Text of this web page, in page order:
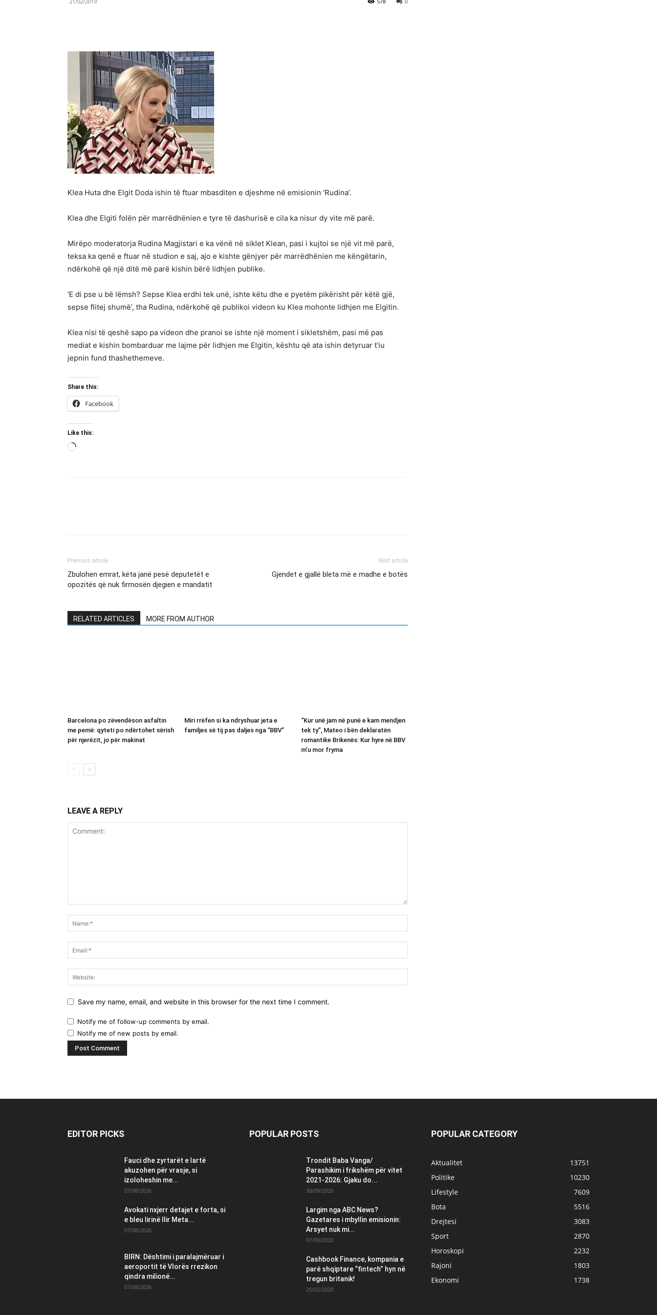
Klea Huta dhe Elgit Doda ishin të ftuar mbasditen e djeshme në emisionin ‘Rudina’.
Klea dhe Elgiti folën për marrëdhënien e tyre të dashurisë e cila ka nisur dy vite më parë.
Mirëpo moderatorja Rudina Magjistari e ka vënë në siklet Klean, pasi i kujtoi se një vit më parë,
teksa ka qenë e ftuar në studion e saj, ajo e kishte gënjyer për marrëdhënien me këngëtarin,
ndërkohë që një ditë më parë kishin bërë lidhjen publike.
‘E di pse u bë lëmsh? Sepse Klea erdhi tek unë, ishte këtu dhe e pyetëm pikërisht për këtë gjë,
sepse flitej shumë’, tha Rudina, ndërkohë që publikoi videon ku Klea mohonte lidhjen me Elgitin.
Klea nisi të qeshë sapo pa videon dhe pranoi se ishte një moment i sikletshëm, pasi më pas
mediat e kishin bombarduar me lajme për lidhjen me Elgitin, kështu që ata ishin detyruar t’iu
jepnin fund thashethemeve.
Share this:
Facebook
Like this:
Previous article
Zbulohen emrat, këta janë pesë deputetët e
opozitës që nuk firmosën djegien e mandatit
Next article
Gjendet e gjallë bleta më e madhe e botës
RELATED ARTICLES MORE FROM AUTHOR
Barcelona po zëvendëson asfaltin
me pemë: qyteti po ndërtohet sërish
për njerëzit, jo për makinat
Miri rrëfen si ka ndryshuar jeta e
familjes së tij pas daljes nga “BBV”
“Kur unë jam në punë e kam mendjen
tek ty”, Mateo i bën deklaratën
romantike Brikenës: Kur hyre në BBV
m’u mor fryma
LEAVE A REPLY
Save my name, email, and website in this browser for the next time I comment.
Notify me of follow-up comments by email.
Notify me of new posts by email.
EDITOR PICKS
Fauci dhe zyrtarët e lartë
akuzohen për vrasje, si
izoloheshin me...
07/08/2026
Avokati nxjerr detajet e forta, si
e bleu lirinë Ilir Meta...
07/08/2026
BIRN: Dështimi i paralajmëruar i
aeroportit të Vlorës rrezikon
qindra milionë...
07/08/2026
POPULAR POSTS
Trondit Baba Vanga/
Parashikim i frikshëm për vitet
2021-2026: Gjaku do...
30/09/2020
Largim nga ABC News?
Gazetares i mbyllin emisionin:
Arsyet nuk mi...
07/09/2020
Cashbook Finance, kompania e
parë shqiptare “fintech” hyn në
tregun britanik!
25/02/2020
POPULAR CATEGORY
Aktualitet
13751
Politike
10230
Lifestyle
7609
Bota
5516
Drejtesi
3083
Sport
2870
Horoskopi
2232
Rajoni
1803
Ekonomi
1738